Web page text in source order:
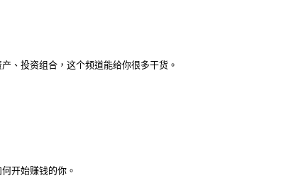
、投资组合，这个频道能给你很多干货。
开始赚钱的你。